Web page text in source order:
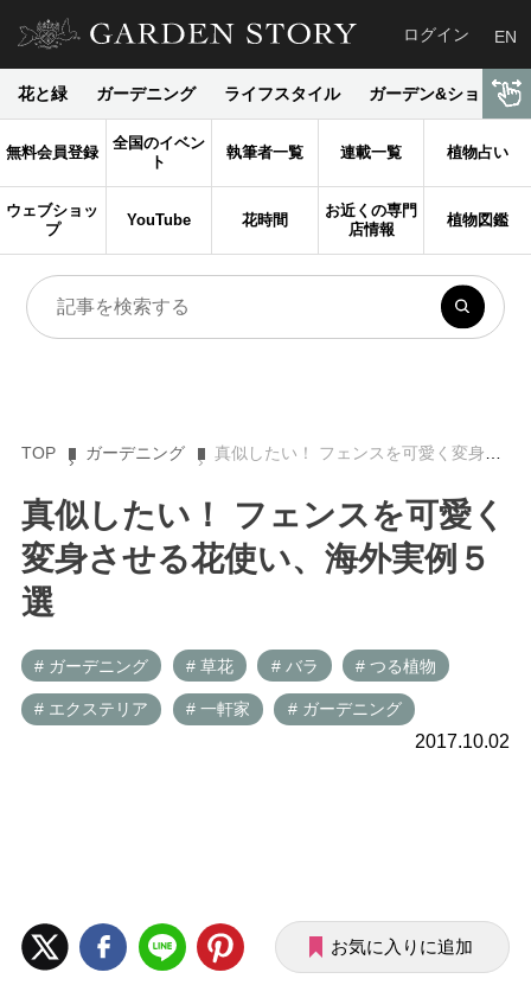
ログイン EN
花と緑 ガーデニング ライフスタイル ガーデン&ショップ
無料会員登録
全国のイベン
ト
執筆者一覧 連載一覧 植物占い
ウェブショッ
プ
YouTube 花時間
お近くの専門
店情報
植物図鑑
TOP ガーデニング 真似したい！ フェンスを可愛く変身させる花使い、海外実例５選
真似したい！ フェンスを可愛く
変身させる花使い、海外実例５
選
# ガーデニング # 草花 # バラ # つる植物
# エクステリア # 一軒家 # ガーデニング
2017.10.02
お気に入りに追加